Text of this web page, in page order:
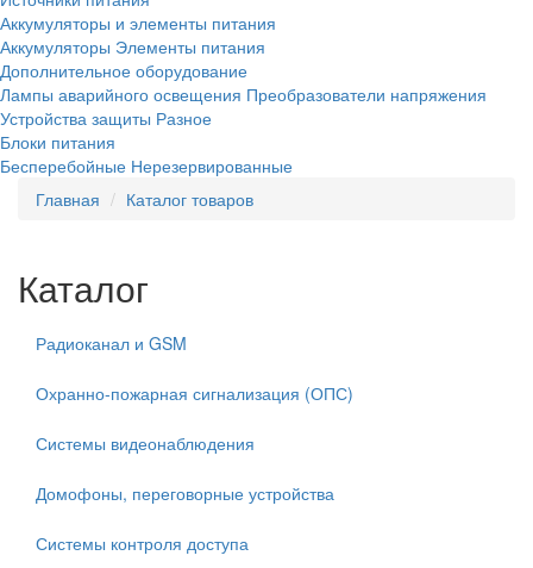
Аккумуляторы и элементы питания
Аккумуляторы Элементы питания
Дополнительное оборудование
Лампы аварийного освещения Преобразователи напряжения
Устройства защиты Разное
Блоки питания
Бесперебойные Нерезервированные
Главная
Каталог товаров
Каталог
Радиоканал и GSM
Охранно-пожарная сигнализация (ОПС)
Системы видеонаблюдения
Домофоны, переговорные устройства
Системы контроля доступа